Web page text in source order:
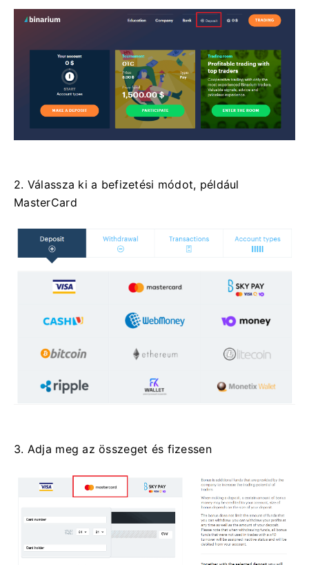
2. Válassza ki a befizetési módot, például
MasterCard
3. Adja meg az összeget és fizessen